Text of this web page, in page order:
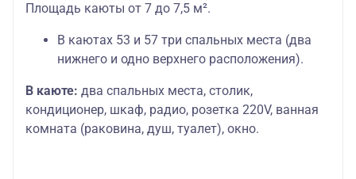
Площадь каюты от 7 до 7,5 м².
В каютах 53 и 57 три спальных места (два
нижнего и одно верхнего расположения).
В каюте: два спальных места, столик,
кондиционер, шкаф, радио, розетка 220V, ванная
комната (раковина, душ, туалет), окно.